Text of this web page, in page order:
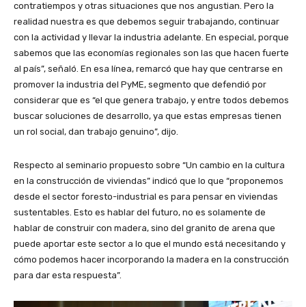
contratiempos y otras situaciones que nos angustian. Pero la
realidad nuestra es que debemos seguir trabajando, continuar
con la actividad y llevar la industria adelante. En especial, porque
sabemos que las economías regionales son las que hacen fuerte
al país”, señaló. En esa línea, remarcó que hay que centrarse en
promover la industria del PyME, segmento que defendió por
considerar que es “el que genera trabajo, y entre todos debemos
buscar soluciones de desarrollo, ya que estas empresas tienen
un rol social, dan trabajo genuino”, dijo.
Respecto al seminario propuesto sobre “Un cambio en la cultura
en la construcción de viviendas” indicó que lo que “proponemos
desde el sector foresto-industrial es para pensar en viviendas
sustentables. Esto es hablar del futuro, no es solamente de
hablar de construir con madera, sino del granito de arena que
puede aportar este sector a lo que el mundo está necesitando y
cómo podemos hacer incorporando la madera en la construcción
para dar esta respuesta”.